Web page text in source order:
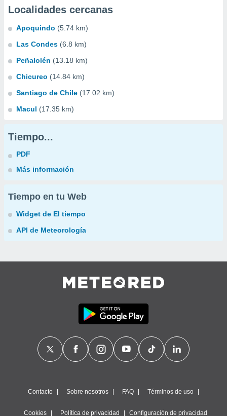
Localidades cercanas
Apoquindo (5.74 km)
Las Condes (6.8 km)
Peñalolén (13.18 km)
Chicureo (14.84 km)
Santiago de Chile (17.02 km)
Macul (17.35 km)
Tiempo...
PDF
Más información
Tiempo en tu Web
Widget de El tiempo
API de Meteorología
Contacto Sobre nosotros FAQ Términos de uso
Cookies Política de privacidad Configuración de privacidad